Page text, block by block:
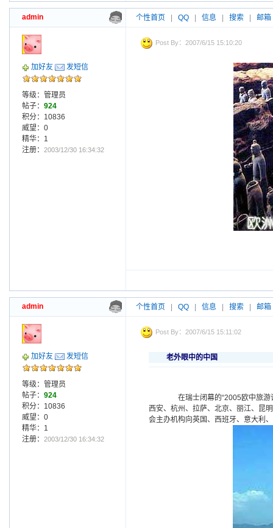
admin 个性首页 QQ 信息 搜索 邮箱
加好友 发短信
等级：管理员
帖子： 924
积分：10836
威望：0
精华：1
注册： 2003/12/30 16:34:32
Post By：2007/6/15 15:10:20
admin 个性首页 QQ 信息 搜索 邮箱
加好友 发短信
等级：管理员
帖子： 924
积分：10836
威望：0
精华：1
注册： 2003/12/30 16:34:32
Post By：2007/6/15 15:11:02
老外眼中的中国
在瑞士闭幕的“2005欧中旅游
西安、杭州、拉萨、北京、丽江、昆
会主办机构向英国、西班牙、意大利